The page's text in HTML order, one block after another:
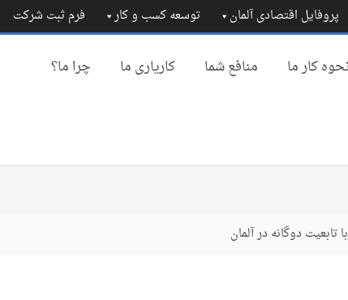
پروفایل اقتصادی آلمان توسعه کسب و کار فرم ثبت شرکت
کار ما منافع شما کاریاری ما چرا ما؟
تابعیت دوگانه در آلمان